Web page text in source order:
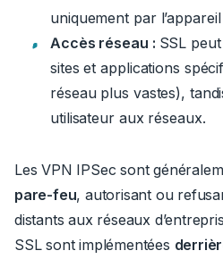
uniquement par
Accès réseau : SSL
sites et applications
réseau plus vastes),
utilisateur aux réseaux.
Les VPN IPSec sont
pare-feu, autorisant ou
distants aux réseaux
SSL sont implémentées